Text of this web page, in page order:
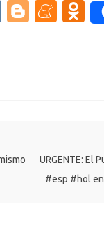
V
Bl
M O
ik
i
URGENTE: El
#esp #hol